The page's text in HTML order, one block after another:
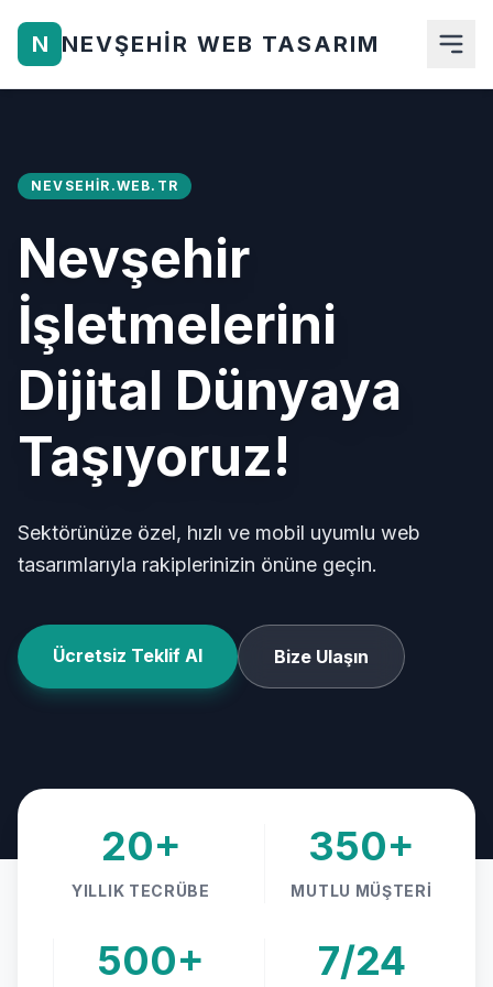
N NEVŞEHIR WEB TASARIM
Hakkımızda
Hizmetlerimiz
Blog
İletişim
Teklif Al
NEVSEHIR.WEB.TR
Nevşehir
İşletmelerini
Dijital Dünyaya
Taşıyoruz!
Sektörünüze özel, hızlı ve mobil uyumlu web
tasarımlarıyla rakiplerinizin önüne geçin.
Ücretsiz Teklif Al Bize Ulaşın
20+
YILLIK TECRÜBE
350+
MUTLU MÜŞTERI
500+ 7/24